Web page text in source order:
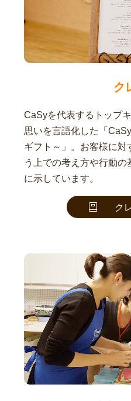
ク
CaSyを代表するトップ
思いを言語化した「
ギフト～」。お客様に
う上での考え方や行動の
に示しています。
ク